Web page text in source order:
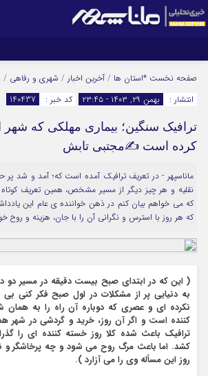
اینستاگرام تلگرام
سروش ایتا
آپارات
نام کاربری یا نشانی ایمیل
رمز عبور
مرا به خاطر بسپار
صفحه نخست *استان ها / آخرین اخبار / شهری و رفاهی /
انتشار :
بهمن ۲۹, ۱۴۰۳ - ۲۳:۴۵ کد خبر : 140437
ترافیک سنگین؛ بیماری مهلکی که شهر
کرده است ✍️مجتبی تابش
ماناسپهر - در تعریف ترافیک آمده است که؛ آمد و شد پر
نقلیه و هر چیز دیگر از مسیر مشخص، همین تعریف کوتاه
که می خواهم بیان کنم‌ در ذهن خواننده ی عام این
که هر روز با استرس و نگرانی آن را با جان، هزینه و
( این که در ابتدای صبح بیست دقیقه در مسیر دو
به دنیایی پر از مشکلات در اول صبح فکر کنی
نکرده ای و عصری که دوباره آن راه را به
کننده است و اگر آن روز، خرید و گردشی در شهر
ترافیک باعث شده کلا روز خسته کننده ای را
کشد. اما باعث مرگ روح می شود و چه پرخاشگر و
روز این مسأله وی را می آزارد ).